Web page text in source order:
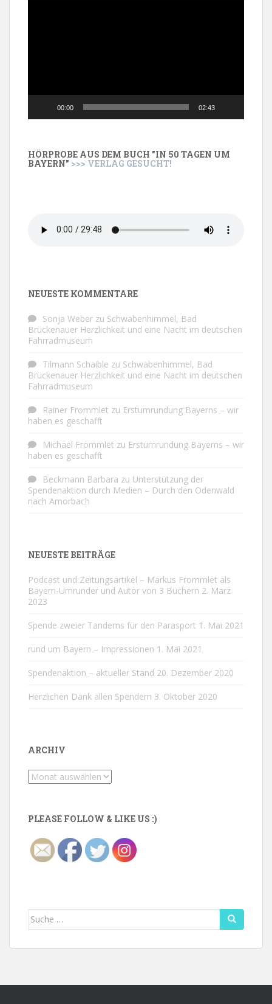
00:00 02:43
HÖRPROBE AUS DEM BUCH "IN 50 TAGEN UM
BAYERN" >>> VERLAG GESUCHT!
NEUESTE KOMMENTARE
Sonja Weber zu Schwabenhimmel, Bad
Brückenauer Herzlichkeit und eine Nacht im deutschen
Fahrradmuseum
Tilmann Schaible zu Schwabenhimmel, Bad
Brückenauer Herzlichkeit und eine Nacht im deutschen
Fahrradmuseum
Rainer Frommlet zu Erstumrundung Bayerns – wir
haben es geschafft
Michael Frommlet zu Erstumrundung Bayerns – wir
haben es geschafft
Beckmann Barbara zu Unterstützung der
Spendenaktion durch Medien – Durch den Odenwald
nach Amorbach
NEUESTE BEITRÄGE
Podcast und Zeitungsartikel – Markus Frommlet als
Bayern-Umrunder und Autor von 3 Büchern 2. März
2023
Spende zweier Tandems für den Parasport 1. Mai 2021
rund um Bayern – Impressionen 1. Mai 2021
Spendenaktion – aktueller Stand 20. Dezember 2020
Herzlichen Dank allen Spendern 3. Oktober 2020
ARCHIV
Archiv
PLEASE FOLLOW & LIKE US :)
Suche